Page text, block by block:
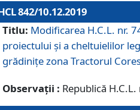
842/10.12.2019
Titlu: Modificarea H.C.L. nr.
proiectului și a cheltuielilor
grădinițe zona Tractorul
Observații : Republică